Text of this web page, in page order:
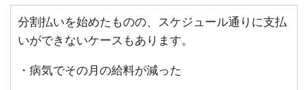
分割払いを始めたものの、スケジュール通りに支払
いができないケースもあります。
・病気でその月の給料が減った